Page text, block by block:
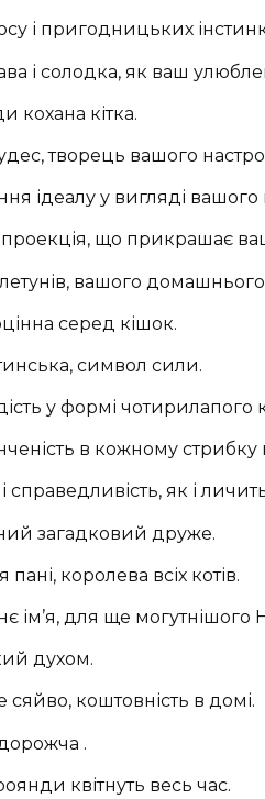
і пригодницьких
і солодка, як ваш
кохана кітка.
творець вашого
ідеалу у вигляді вашого
що прикрашає
вашого домашнього
серед кішок.
символ сили.
у формі чотирилапого
в кожному стрибку
справедливість, як і
загадковий друже.
королева всіх котів.
ім’я, для ще могутнішого
духом.
сяйво, коштовність в домі.
.
квітнуть весь час.